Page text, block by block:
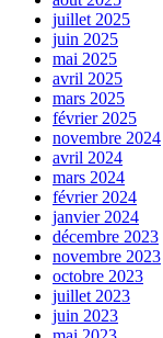
juillet 2025
juin 2025
mai 2025
avril 2025
mars 2025
février 2025
novembre 2024
avril 2024
mars 2024
février 2024
janvier 2024
décembre 2023
novembre 2023
octobre 2023
juillet 2023
juin 2023